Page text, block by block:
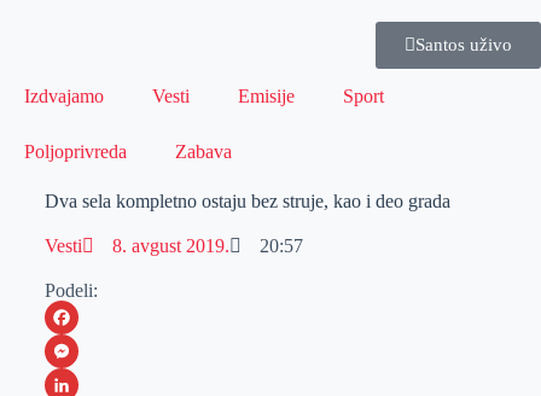
Santos uživo
Izdvajamo Vesti Emisije Sport
Poljoprivreda Zabava
Dva sela kompletno ostaju bez struje, kao i deo grada
Vesti 8. avgust 2019. 20:57
Podeli:
F
aM